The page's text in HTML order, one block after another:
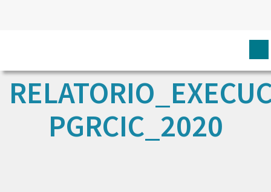
PGRCIC_2020